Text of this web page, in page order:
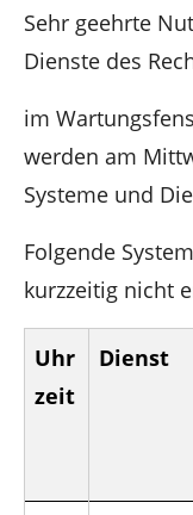
Sehr geehrte
Dienste des
im
werden am
Systeme und
Folgende
kurzzeitig nicht
Uhr
zeit
Dienst